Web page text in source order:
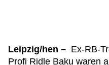
Leipzig/hen – Ex-RB-
Profi Ridle Baku waren